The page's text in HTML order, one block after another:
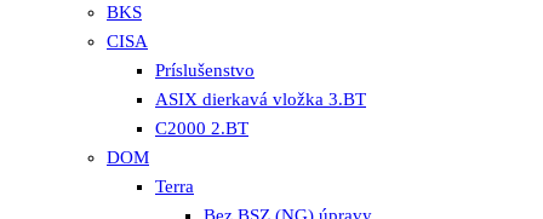
BKS
CISA
Príslušenstvo
ASIX dierkavá vložka 3.BT
C2000 2.BT
DOM
Terra
Bez BSZ (NG) úpravy